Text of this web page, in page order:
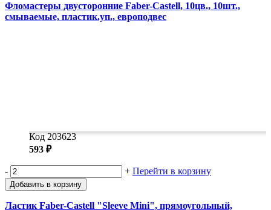
Фломастеры двусторонние Faber-Castell, 10цв., 10шт.,
смываемые, пластик.уп., европодвес
Код 203623
593 ₽
- + Перейти в корзину
Добавить в корзину
Ластик Faber-Castell "Sleeve Mini", прямоугольный,